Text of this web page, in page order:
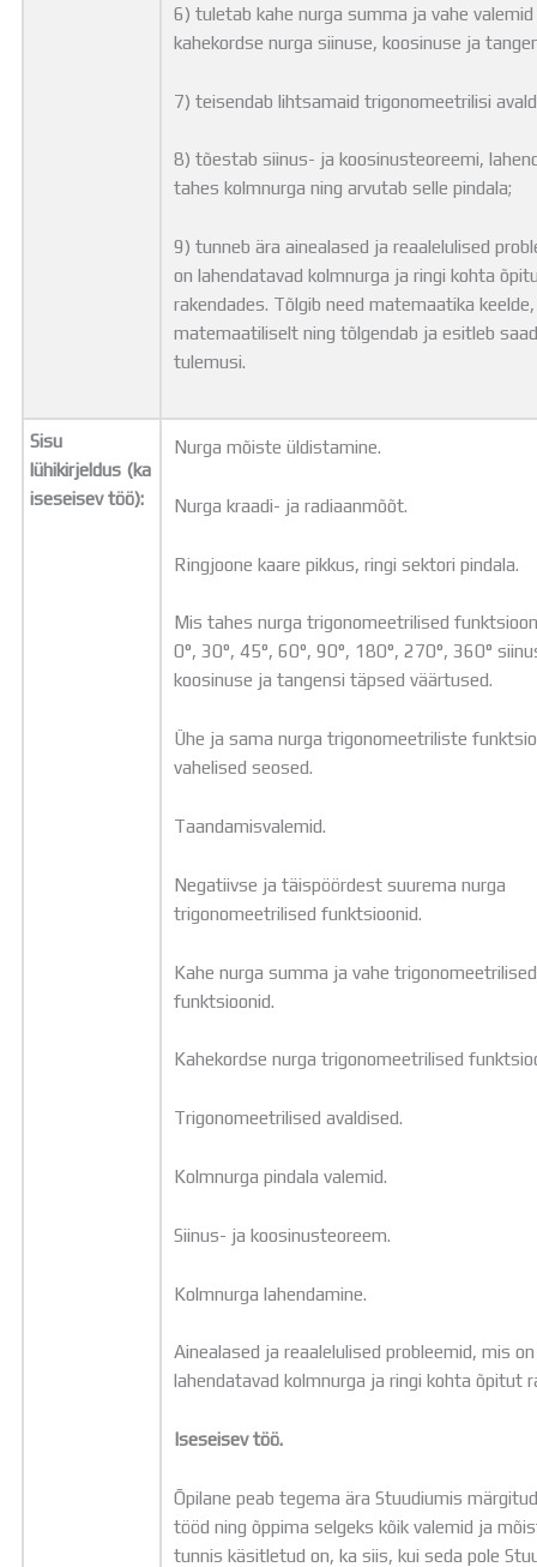
6) tuletab kahe nurga summa ja vahe valemid
kahekordse nurga siinuse, koosinuse ja
7) teisendab lihtsamaid trigonomeetrilisi
8) tõestab siinus- ja koosinusteoreemi,
tahes kolmnurga ning arvutab selle pindala;
9) tunneb ära ainealased ja reaalelulised
on lahendatavad kolmnurga ja ringi kohta
rakendades. Tõlgib need matemaatika
matemaatiliselt ning tõlgendab ja esitleb
tulemusi.
Sisu
lühikirjeldus (ka
iseseisev töö):
Nurga mõiste üldistamine.
Nurga kraadi- ja radiaanmõõt.
Ringjoone kaare pikkus, ringi sektori pindala.
Mis tahes nurga trigonomeetrilised
0°, 30°, 45°, 60°, 90°, 180°, 270°, 360°
koosinuse ja tangensi täpsed väärtused.
Ühe ja sama nurga trigonomeetriliste
vahelised seosed.
Taandamisvalemid.
Negatiivse ja täispöördest suurema nurga
trigonomeetrilised funktsioonid.
Kahe nurga summa ja vahe trigonomeetrilised
funktsioonid.
Kahekordse nurga trigonomeetrilised
Trigonomeetrilised avaldised.
Kolmnurga pindala valemid.
Siinus- ja koosinusteoreem.
Kolmnurga lahendamine.
Ainealased ja reaalelulised probleemid, mis on
lahendatavad kolmnurga ja ringi kohta õpitut
Iseseisev töö.
Õpilane peab tegema ära Stuudiumis
tööd ning õppima selgeks kõik valemid ja
tunnis käsitletud on, ka siis, kui seda pole